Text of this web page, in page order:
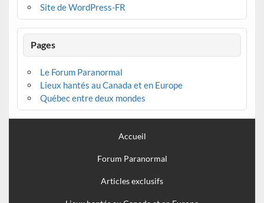
Site de WordPress-FR
Pages
Le Forum Paranormal
Lieux hantés au Canada et en Europe
Québec entre deux mondes
Accueil
Forum Paranormal
Articles exclusifs